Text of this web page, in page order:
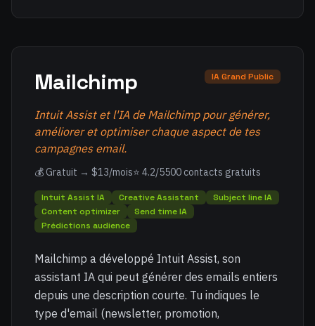
Mailchimp IA Grand Public
Intuit Assist et l'IA de Mailchimp pour générer,
améliorer et optimiser chaque aspect de tes
campagnes email.
💰 Gratuit → $13/mois⭐ 4.2/5500 contacts gratuits
Intuit Assist IA Creative Assistant
Subject line IA
Content optimizer
Send time IA
Prédictions audience
Mailchimp a développé Intuit Assist, son
assistant IA qui peut générer des emails entiers
depuis une description courte. Tu indiques le
type d'email (newsletter, promotion,